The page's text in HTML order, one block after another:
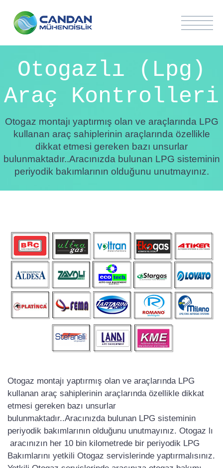
Otogazlı (Lpg)
Araç Kontrolleri
Otogaz montajı yaptırmış olan ve araçlarında LPG
kullanan araç sahiplerinin araçlarında özellikle
dikkat etmesi gereken bazı unsurlar
bulunmaktadır..Aracınızda bulunan LPG sisteminin
periyodik bakımlarının olduğunu unutmayınız.
Otogaz montajı yaptırmış olan ve araçlarında LPG
kullanan araç sahiplerinin araçlarında özellikle dikkat
etmesi gereken bazı unsurlar
bulunmaktadır..Aracınızda bulunan LPG sisteminin
periyodik bakımlarının olduğunu unutmayınız. Otogaz lı
aracınızın her 10 bin kilometrede bir periyodik LPG
Bakımlarını yetkili Otogaz servislerinde yaptırmalısınız.